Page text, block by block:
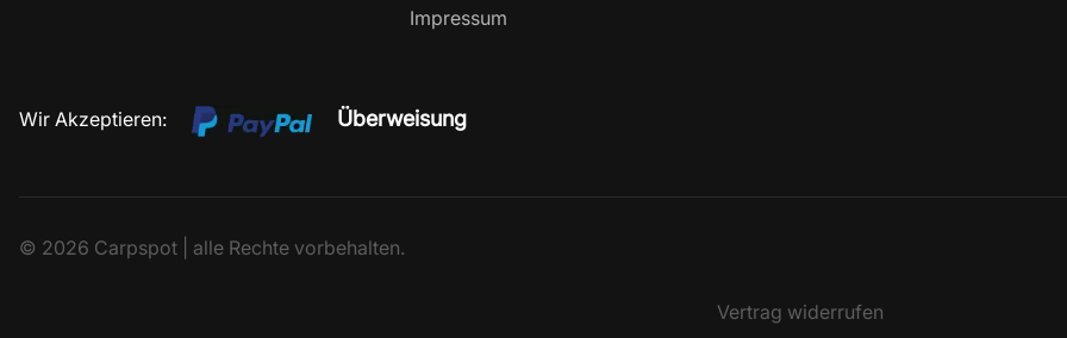
Impressum
Wir Akzeptieren: Überweisung
© 2026 Carpspot | alle Rechte vorbehalten.
Vertrag widerrufen